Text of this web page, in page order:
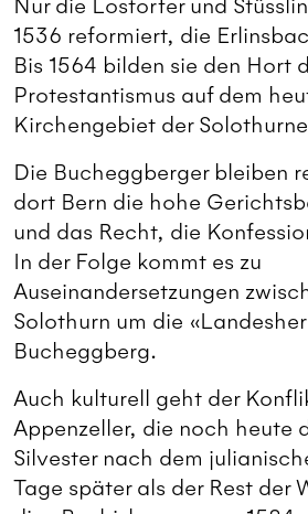
Nur die Lostorfer und
1536 reformiert, die
Bis 1564 bilden sie den Hort
Protestantismus auf dem
Kirchengebiet der
Die Bucheggberger bleiben
dort Bern die hohe
und das Recht, die
In der Folge kommt es zu
Auseinandersetzungen
Solothurn um die
Bucheggberg.
Auch kulturell geht der
Appenzeller, die noch heute
Silvester nach dem
Tage später als der Rest der